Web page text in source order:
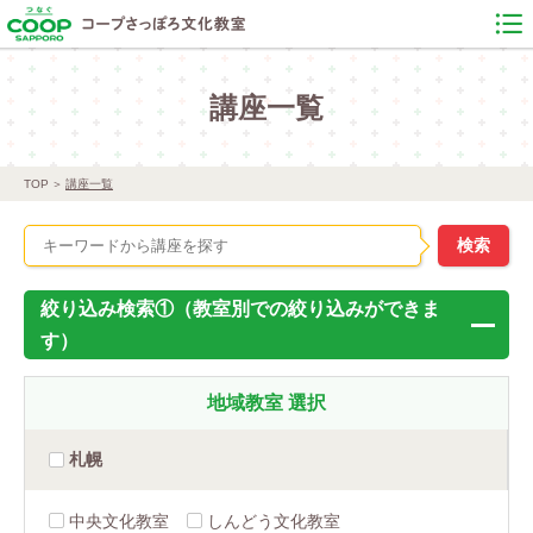
講座一覧
TOP 講座一覧
絞り込み検索①（教室別での絞り込みができま
す）
地域教室 選択
札幌
中央文化教室 しんどう文化教室